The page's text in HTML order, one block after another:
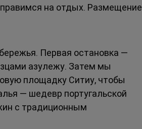
на отдых. Размещение
Первая остановка —
азулежу. Затем мы
площадку Ситиу, чтобы
— шедевр португальской
с традиционным